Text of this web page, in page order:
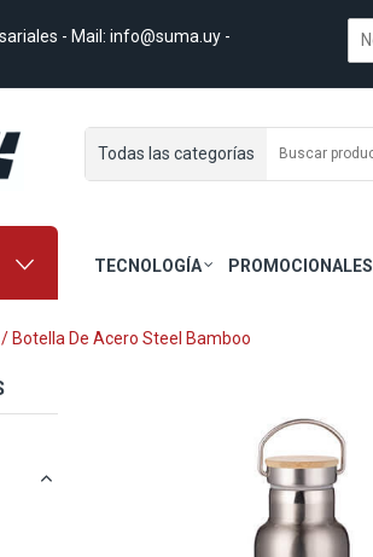
- Mail: info@suma.uy -
Todas las categorías
TECNOLOGÍA PROMOCIONALES
/ Botella De Acero Steel Bamboo